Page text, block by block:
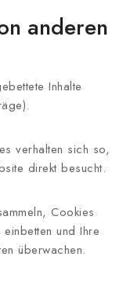
anderen
Inhalte
verhalten sich so,
direkt besucht.
Cookies
und Ihre
überwachen.